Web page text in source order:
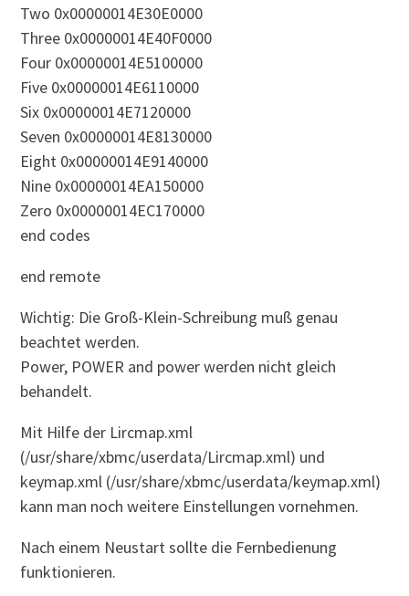
Two 0x00000014E30E0000
Three 0x00000014E40F0000
Four 0x00000014E5100000
Five 0x00000014E6110000
Six 0x00000014E7120000
Seven 0x00000014E8130000
Eight 0x00000014E9140000
Nine 0x00000014EA150000
Zero 0x00000014EC170000
end codes
end remote
Wichtig: Die Groß-Klein-Schreibung muß genau
beachtet werden.
Power, POWER and power werden nicht gleich
behandelt.
Mit Hilfe der Lircmap.xml
(/usr/share/xbmc/userdata/Lircmap.xml) und
keymap.xml (/usr/share/xbmc/userdata/keymap.xml)
kann man noch weitere Einstellungen vornehmen.
Nach einem Neustart sollte die Fernbedienung
funktionieren.